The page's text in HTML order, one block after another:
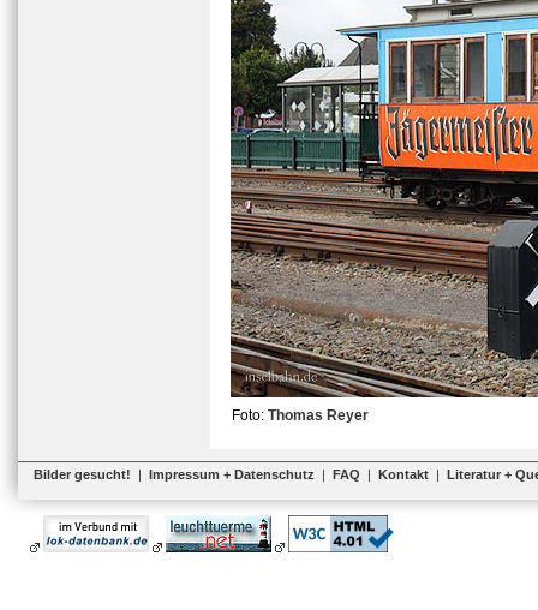
Foto: Thomas Reyer
Bilder gesucht! | Impressum + Datenschutz | FAQ | Kontakt | Literatur +